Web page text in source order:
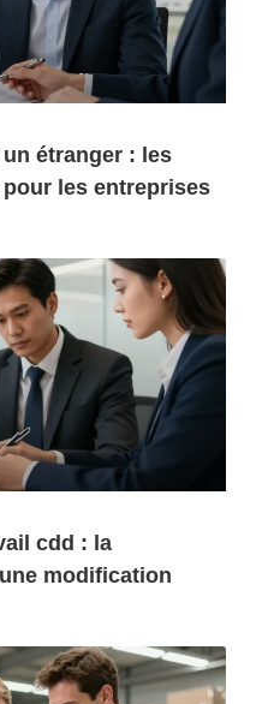
étranger : les
les entreprises
cdd : la
modification